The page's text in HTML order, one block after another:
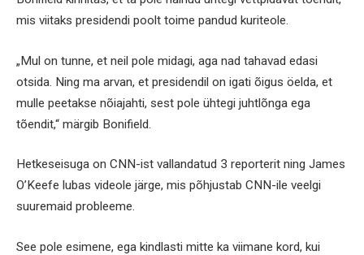
mis viitaks presidendi poolt toime pandud kuriteole.
„Mul on tunne, et neil pole midagi, aga nad tahavad edasi
otsida. Ning ma arvan, et presidendil on igati õigus öelda, et
mulle peetakse nõiajahti, sest pole ühtegi juhtlõnga ega
tõendit,“ märgib Bonifield.
Hetkeseisuga on CNN-ist vallandatud 3 reporterit ning James
O’Keefe lubas videole järge, mis põhjustab CNN-ile veelgi
suuremaid probleeme.
See pole esimene, ega kindlasti mitte ka viimane kord, kui